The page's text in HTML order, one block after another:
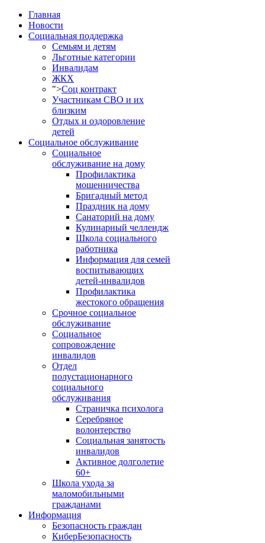
Главная
Новости
Социальная поддержка
Семьям и детям
Льготные категории
Инвалидам
ЖКХ
">Соц контракт
Участникам СВО и их
близким
Отдых и оздоровление
детей
Социальное обслуживание
Социальное
обслуживание на дому
Профилактика
мошенничества
Бригадный метод
Праздник на дому
Санаторий на дому
Кулинарный челлендж
Школа социального
работника
Информация для семей
воспитывающих
детей-инвалидов
Профилактика
жестокого обращения
Срочное социальное
обслуживание
Социальное
сопровождение
инвалидов
Отдел
полустационарного
социального
обслуживания
Страничка психолога
Серебряное
волонтерство
Социальная занятость
инвалидов
Активное долголетие
60+
Школа ухода за
маломобильными
гражданами
Информация
Безопасность граждан
КиберБезопасность